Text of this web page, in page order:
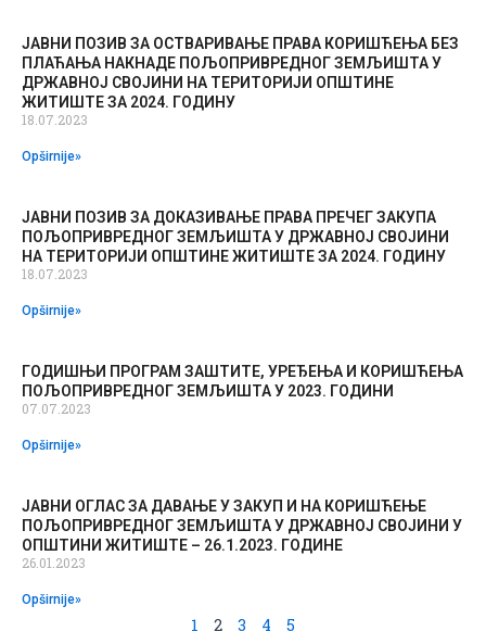
ЈАВНИ ПОЗИВ ЗА ОСТВАРИВАЊЕ ПРАВА КОРИШЋЕЊА БЕЗ
ПЛАЋАЊА НАКНАДЕ ПОЉОПРИВРЕДНОГ ЗЕМЉИШТА У
ДРЖАВНОЈ СВОЈИНИ НА ТЕРИТОРИЈИ ОПШТИНЕ
ЖИТИШТЕ ЗА 2024. ГОДИНУ
18.07.2023
Opširnije»
ЈАВНИ ПОЗИВ ЗА ДОКАЗИВАЊЕ ПРАВА ПРЕЧЕГ ЗАКУПА
ПОЉОПРИВРЕДНОГ ЗЕМЉИШТА У ДРЖАВНОЈ СВОЈИНИ
НА ТЕРИТОРИЈИ ОПШТИНЕ ЖИТИШТЕ ЗА 2024. ГОДИНУ
18.07.2023
Opširnije»
ГОДИШЊИ ПРОГРАМ ЗАШТИТЕ, УРЕЂЕЊА И КОРИШЋЕЊА
ПОЉОПРИВРЕДНОГ ЗЕМЉИШТА У 2023. ГОДИНИ
07.07.2023
Opširnije»
ЈАВНИ ОГЛАС ЗА ДАВАЊЕ У ЗАКУП И НА КОРИШЋЕЊЕ
ПОЉОПРИВРЕДНОГ ЗЕМЉИШТА У ДРЖАВНОЈ СВОЈИНИ У
ОПШТИНИ ЖИТИШТЕ – 26.1.2023. ГОДИНЕ
26.01.2023
Opširnije»
1 2 3 4 5